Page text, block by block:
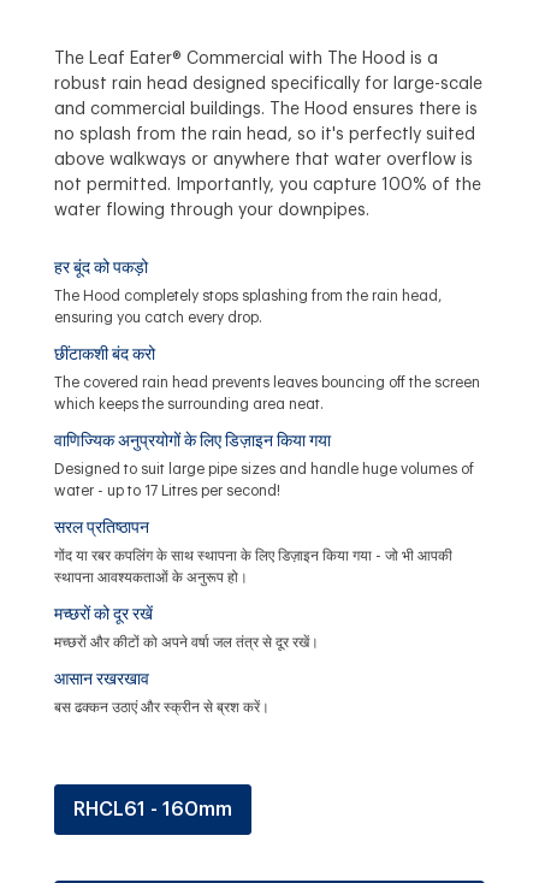
The Leaf Eater® Commercial with The Hood is a
robust rain head designed specifically for large-scale
and commercial buildings. The Hood ensures there is
no splash from the rain head, so it's perfectly suited
above walkways or anywhere that water overflow is
not permitted. Importantly, you capture 100% of the
water flowing through your downpipes.
हर बूंद को पकड़ो
The Hood completely stops splashing from the rain head,
ensuring you catch every drop.
छींटाकशी बंद करो
The covered rain head prevents leaves bouncing off the screen
which keeps the surrounding area neat.
वाणिज्यिक अनुप्रयोगों के लिए डिज़ाइन किया गया
Designed to suit large pipe sizes and handle huge volumes of
water - up to 17 Litres per second!
सरल प्रतिष्ठापन
गोंद या रबर कपलिंग के साथ स्थापना के लिए डिज़ाइन किया गया - जो भी आपकी
स्थापना आवश्यकताओं के अनुरूप हो।
मच्छरों को दूर रखें
मच्छरों और कीटों को अपने वर्षा जल तंत्र से दूर रखें।
आसान रखरखाव
बस ढक्कन उठाएं और स्क्रीन से ब्रश करें।
RHCL61 - 160mm